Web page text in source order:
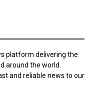
platform delivering the
around the world.
and reliable news to our